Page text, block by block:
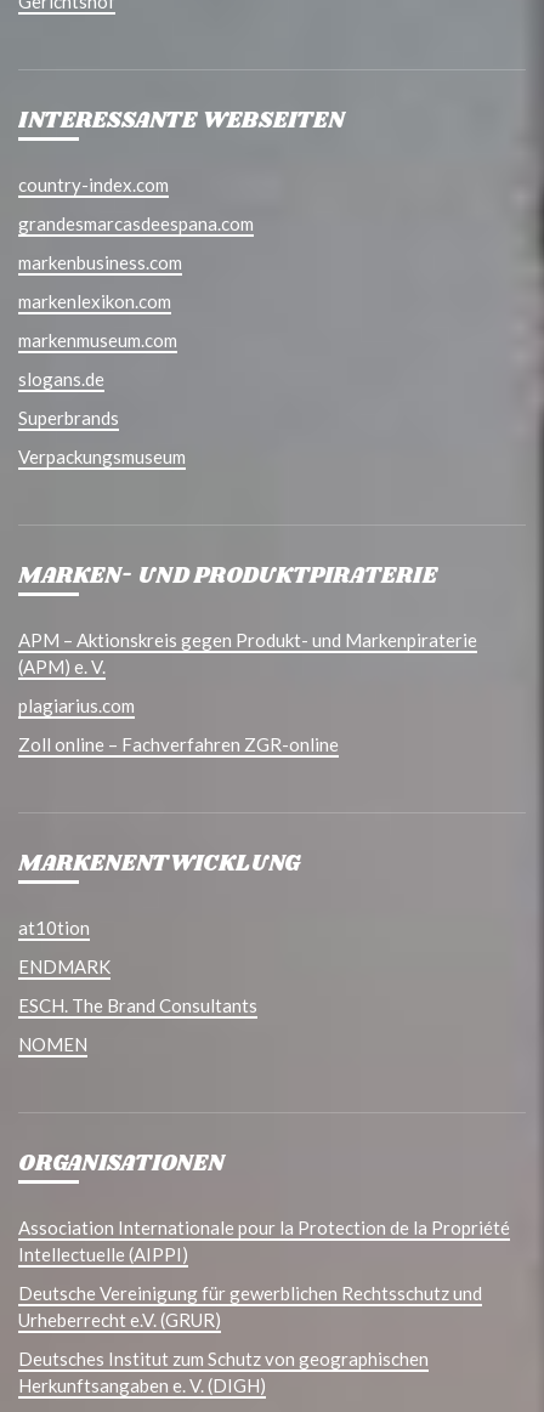
INTERESSANTE WEBSEITEN
country-index.com
grandesmarcasdeespana.com
markenbusiness.com
markenlexikon.com
markenmuseum.com
slogans.de
Superbrands
Verpackungsmuseum
MARKEN- UND PRODUKTPIRATERIE
APM – Aktionskreis gegen Produkt- und Markenpiraterie
(APM) e. V.
plagiarius.com
Zoll online – Fachverfahren ZGR-online
MARKENENTWICKLUNG
at10tion
ENDMARK
ESCH. The Brand Consultants
NOMEN
ORGANISATIONEN
Association Internationale pour la Protection de la Propriété
Intellectuelle (AIPPI)
Deutsche Vereinigung für gewerblichen Rechtsschutz und
Urheberrecht e.V. (GRUR)
Deutsches Institut zum Schutz von geographischen
Herkunftsangaben e. V. (DIGH)